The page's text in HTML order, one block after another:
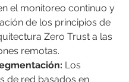
el monitoreo continuo y
de los principios de
Zero Trust a las
remotas.
Los
de red basados ​​en